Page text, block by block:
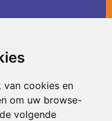
van cookies en
om uw browse-
volgende